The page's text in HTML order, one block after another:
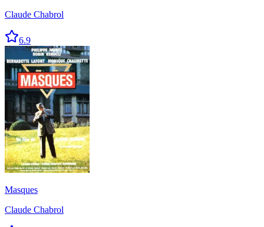
Claude Chabrol
6.9
Masques
Claude Chabrol